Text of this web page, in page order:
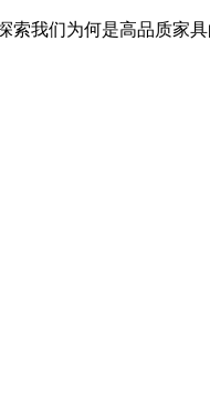
我们为何是高品质家